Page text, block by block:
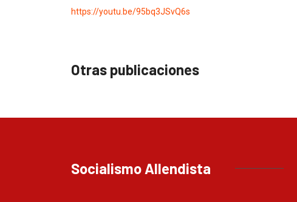
https://youtu.be/95bq3JSvQ6s
Otras publicaciones
Socialismo Allendista